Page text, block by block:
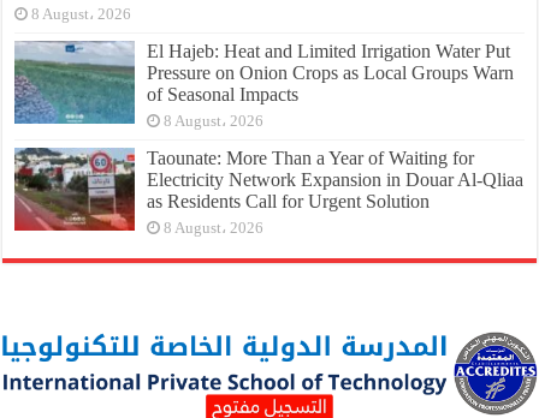
8 August، 2026
El Hajeb: Heat and Limited Irrigation Water Put
Pressure on Onion Crops as Local Groups Warn
of Seasonal Impacts
8 August، 2026
Taounate: More Than a Year of Waiting for
Electricity Network Expansion in Douar Al-Qliaa
as Residents Call for Urgent Solution
8 August، 2026